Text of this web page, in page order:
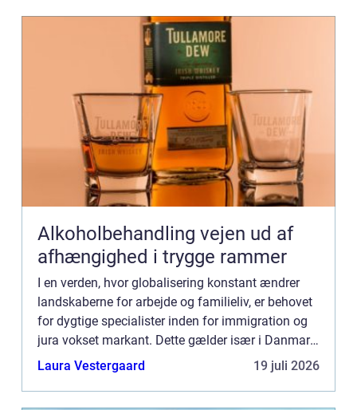
Alkoholbehandling vejen ud af
afhængighed i trygge rammer
I en verden, hvor globalisering konstant ændrer
landskaberne for arbejde og familieliv, er behovet
for dygtige specialister inden for immigration og
jura vokset markant. Dette gælder især i Danmark,
hvor immigrationsreglerne er komp...
Laura Vestergaard 19 juli 2026